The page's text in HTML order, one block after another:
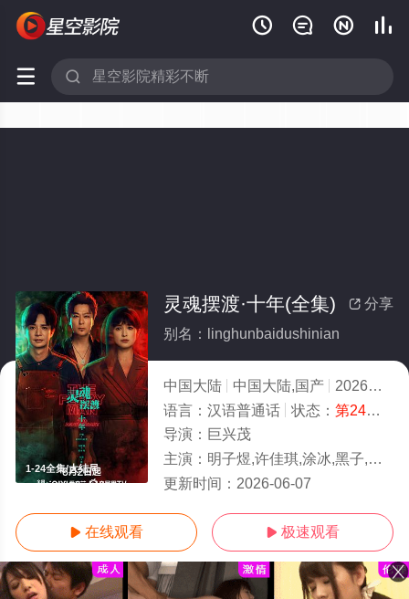
   
 
1-24全集/大结局
 分享
灵魂摆渡·十年(全集)
别名：linghunbaidushinian
中国大陆 中国大陆,国产 2026
5.0
语言： 汉语普通话 状态： 第24集已完结
导演： 巨兴茂
主演： 明子煜,许佳琪,涂冰,黑子,于毅,杨志刚,孙雪宁,戴向宇,陈冠英,边程,刘智扬,肖茵,王艺禅,李洛伊,韩潇珧,
更新时间： 2026-06-07
 在线观看  极速观看